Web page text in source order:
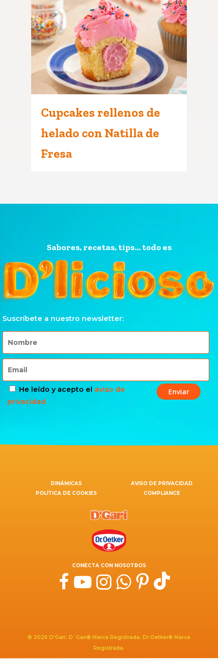
Cupcakes rellenos de
helado con Natilla de
Fresa
Sabores, recetas, tips... todo es
Suscríbete a nuestro newsletter:
He leído y acepto el aviso de
privacidad
DINÁMICAS
AVISO DE PRIVACIDAD
POLÍTICA DE COOKIES
COMPLIANCE
CONECTA CON NOSOTROS
© 2026 D'Gari. D´Gari® Marca Registrada. Dr.Oetker® Marca
Registrada.